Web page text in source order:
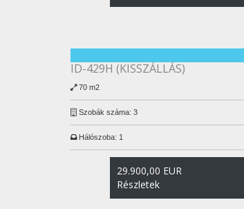
ID-429H (KISSZÁLLÁS)
70 m2
Szobák száma: 3
Hálószoba: 1
29.900,00 EUR
Részletek